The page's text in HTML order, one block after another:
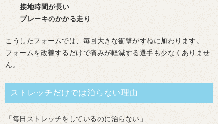
接地時間が長い
ブレーキのかかる走り
こうしたフォームでは、毎回大きな衝撃がすねに加わります。
フォームを改善するだけで痛みが軽減する選手も少なくありませ
ん。
ストレッチだけでは治らない理由
「毎日ストレッチをしているのに治らない」